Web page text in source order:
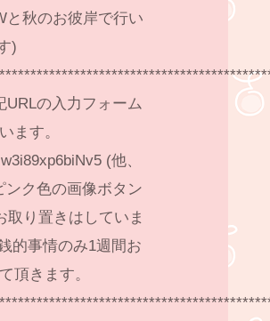
と秋のお彼岸で行い
)
URLの入力フォーム
ます。
(他、
ンク色の画像ボタン
り置きはしていま
的事情のみ1週間お
頂きます。